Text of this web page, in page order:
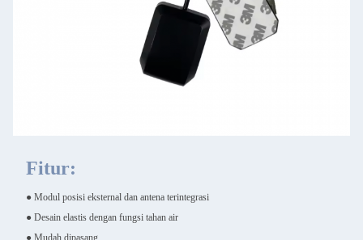
Fitur:
● Modul posisi eksternal dan antena terintegrasi
● Desain elastis dengan fungsi tahan air